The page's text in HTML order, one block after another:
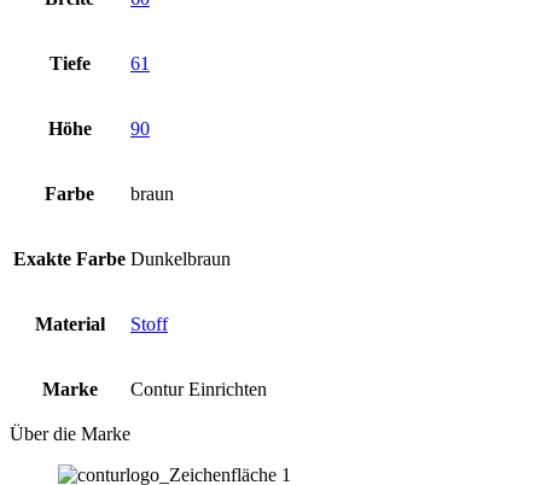
Tiefe 61
Höhe 90
Farbe braun
Exakte Farbe Dunkelbraun
Material Stoff
Marke Contur Einrichten
Über die Marke